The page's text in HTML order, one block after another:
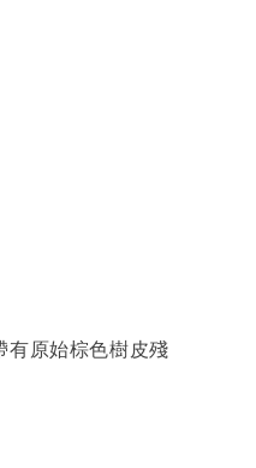
有原始棕色樹皮殘